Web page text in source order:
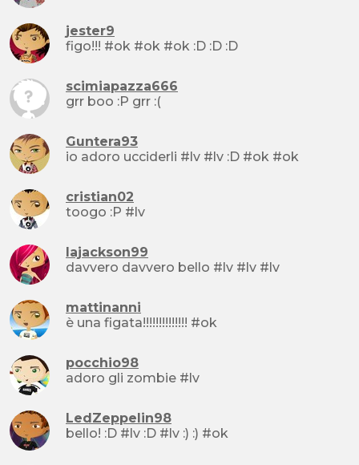
jester9
figo!!! #ok #ok #ok :D :D :D
scimiapazza666
grr boo :P grr :(
Guntera93
io adoro ucciderli #lv #lv :D #ok #ok
cristian02
toogo :P #lv
lajackson99
davvero davvero bello #lv #lv #lv
mattinanni
è una figata!!!!!!!!!!!!!! #ok
pocchio98
adoro gli zombie #lv
LedZeppelin98
bello! :D #lv :D #lv :) :) #ok